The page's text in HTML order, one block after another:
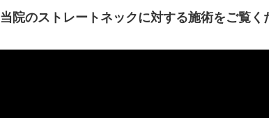
当院のストレートネックに対する施術をご覧く